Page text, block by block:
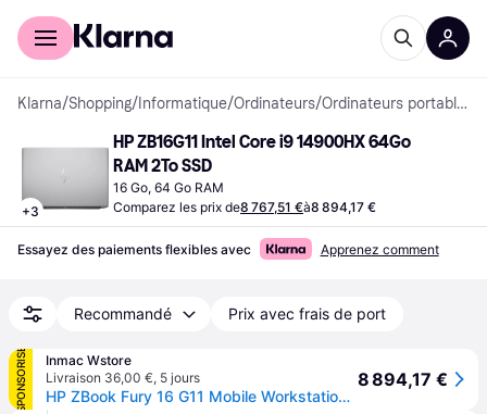
Acheter avec Klarna
Klarna/Shopping/ Informatique/Ordinateurs/ Ordinateurs portables
+3
HP ZB16G11 Intel Core i9 14900HX 64Go
RAM 2To SSD
16 Go, 64 Go RAM
Comparez les prix de8 767,51 €à8 894,17 €
Essayez des paiements flexibles avec Apprenez comment
Recommandé Prix avec frais de port
SPONSORISÉ
Inmac Wstore
Livraison 36,00 €, 5 jours
HP ZBook Fury 16 G11 Mobile Workstation - Wolf Pro Security - 16 - Intel Core i9 - i9-14900HX - 64 Go RAM - 2 To SSD - Francais - avec HP Wolf Pro Security Edition (1 an)
8 894,17 €